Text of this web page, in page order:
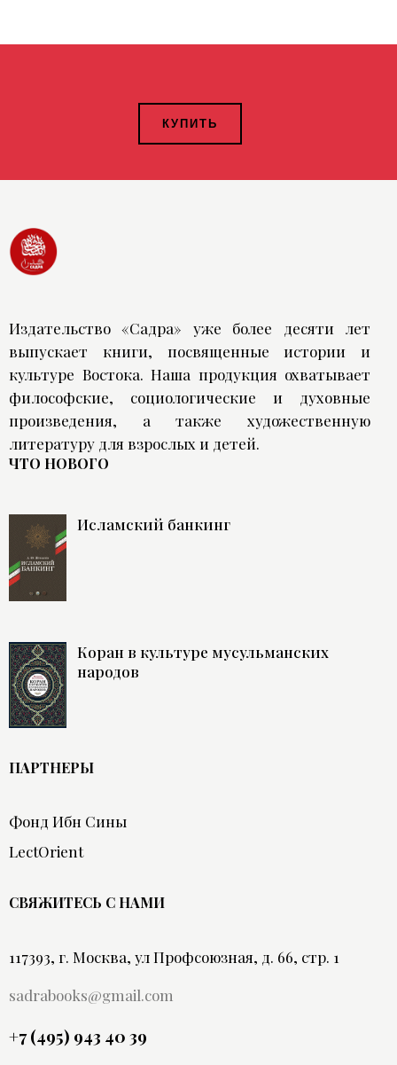
КУПИТЬ
Издательство «Садра» уже более десяти лет
выпускает книги, посвященные истории и
культуре Востока. Наша продукция охватывает
философские, социологические и духовные
произведения, а также художественную
литературу для взрослых и детей.
ЧТО НОВОГО
Исламский банкинг
Коран в культуре мусульманских
народов
ПАРТНЕРЫ
Фонд Ибн Сины
LectOrient
СВЯЖИТЕСЬ С НАМИ
117393, г. Москва, ул Профсоюзная, д. 66, стр. 1
sadrabooks@gmail.com
+7 (495) 943 40 39